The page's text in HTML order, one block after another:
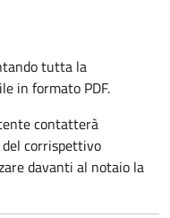
tutta la
in formato PDF.
contatterà
corrispettivo
davanti al notaio la